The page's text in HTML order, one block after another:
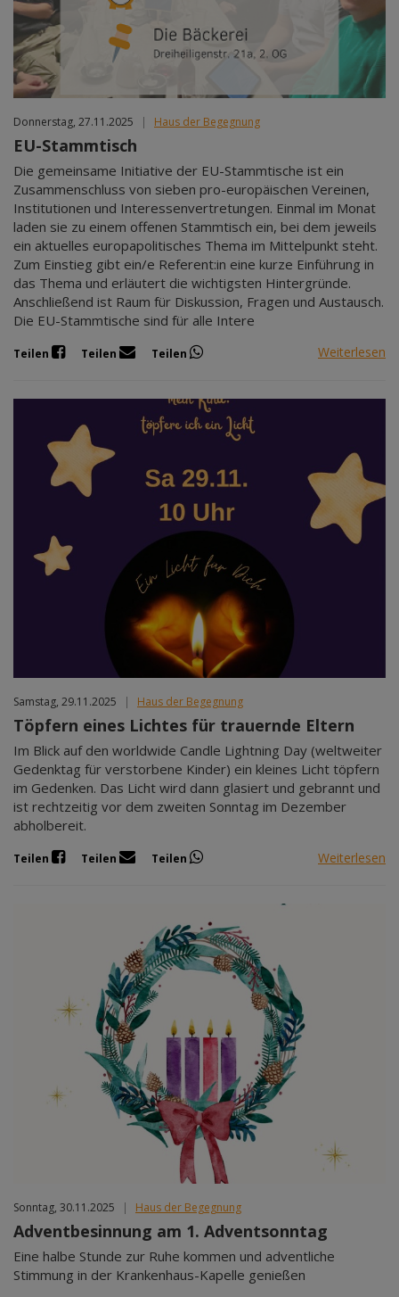
Donnerstag, 27.11.2025 | Haus der Begegnung
EU-Stammtisch
Die gemeinsame Initiative der EU-Stammtische ist ein
Zusammenschluss von sieben pro-europäischen Vereinen,
Institutionen und Interessenvertretungen. Einmal im Monat
laden sie zu einem offenen Stammtisch ein, bei dem jeweils
ein aktuelles europapolitisches Thema im Mittelpunkt steht.
Zum Einstieg gibt ein/e Referent:in eine kurze Einführung in
das Thema und erläutert die wichtigsten Hintergründe.
Anschließend ist Raum für Diskussion, Fragen und Austausch.
Die EU-Stammtische sind für alle Intere
Teilen Teilen Teilen Weiterlesen
Samstag, 29.11.2025 | Haus der Begegnung
Töpfern eines Lichtes für trauernde Eltern
Im Blick auf den worldwide Candle Lightning Day (weltweiter
Gedenktag für verstorbene Kinder) ein kleines Licht töpfern
im Gedenken. Das Licht wird dann glasiert und gebrannt und
ist rechtzeitig vor dem zweiten Sonntag im Dezember
abholbereit.
Teilen Teilen Teilen Weiterlesen
Sonntag, 30.11.2025 | Haus der Begegnung
Adventbesinnung am 1. Adventsonntag
Eine halbe Stunde zur Ruhe kommen und adventliche
Stimmung in der Krankenhaus-Kapelle genießen